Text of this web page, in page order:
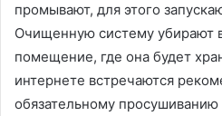
промывают, для этого
Очищенную систему убирают
помещение, где она будет
интернете встречаются
обязательному